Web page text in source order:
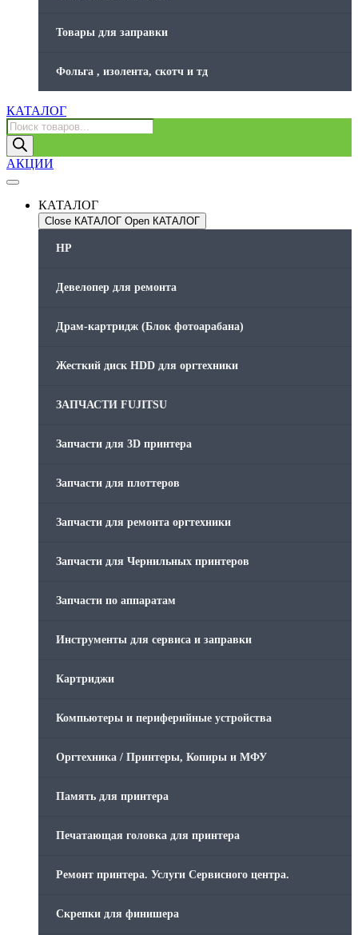
Товары для заправки
Фольга , изолента, скотч и тд
КАТАЛОГ
Поиск
товаров
АКЦИИ
КАТАЛОГ
Close КАТАЛОГ Open КАТАЛОГ
HP
Девелопер для ремонта
Драм-картридж (Блок фотоарабана)
Жесткий диск HDD для оргтехники
ЗАПЧАСТИ FUJITSU
Запчасти для 3D принтера
Запчасти для плоттеров
Запчасти для ремонта оргтехники
Запчасти для Чернильных принтеров
Запчасти по аппаратам
Инструменты для сервиса и заправки
Картриджи
Компьютеры и периферийные устройства
Оргтехника / Принтеры, Копиры и МФУ
Память для принтера
Печатающая головка для принтера
Ремонт принтера. Услуги Сервисного центра.
Скрепки для финишера